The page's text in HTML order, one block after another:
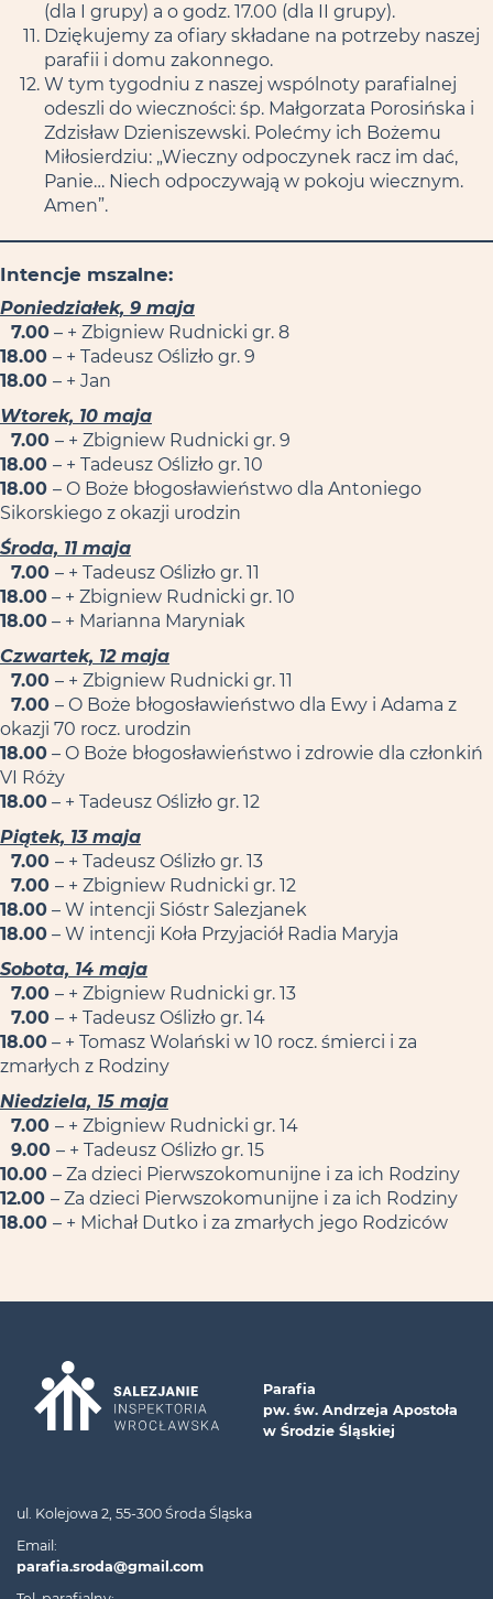
(dla I grupy) a o godz. 17.00 (dla II grupy).
Dziękujemy za ofiary składane na potrzeby naszej
parafii i domu zakonnego.
W tym tygodniu z naszej wspólnoty parafialnej
odeszli do wieczności: śp. Małgorzata Porosińska i
Zdzisław Dzieniszewski. Polećmy ich Bożemu
Miłosierdziu: „Wieczny odpoczynek racz im dać,
Panie… Niech odpoczywają w pokoju wiecznym.
Amen”.
Intencje mszalne:
Poniedziałek, 9 maja
7.00 – + Zbigniew Rudnicki gr. 8
18.00 – + Tadeusz Oślizło gr. 9
18.00 – + Jan
Wtorek, 10 maja
7.00 – + Zbigniew Rudnicki gr. 9
18.00 – + Tadeusz Oślizło gr. 10
18.00 – O Boże błogosławieństwo dla Antoniego
Sikorskiego z okazji urodzin
Środa, 11 maja
7.00 – + Tadeusz Oślizło gr. 11
18.00 – + Zbigniew Rudnicki gr. 10
18.00 – + Marianna Maryniak
Czwartek, 12 maja
7.00 – + Zbigniew Rudnicki gr. 11
7.00 – O Boże błogosławieństwo dla Ewy i Adama z
okazji 70 rocz. urodzin
18.00 – O Boże błogosławieństwo i zdrowie dla członkiń
VI Róży
18.00 – + Tadeusz Oślizło gr. 12
Piątek, 13 maja
7.00 – + Tadeusz Oślizło gr. 13
7.00 – + Zbigniew Rudnicki gr. 12
18.00 – W intencji Sióstr Salezjanek
18.00 – W intencji Koła Przyjaciół Radia Maryja
Sobota, 14 maja
7.00 – + Zbigniew Rudnicki gr. 13
7.00 – + Tadeusz Oślizło gr. 14
18.00 – + Tomasz Wolański w 10 rocz. śmierci i za
zmarłych z Rodziny
Niedziela, 15 maja
7.00 – + Zbigniew Rudnicki gr. 14
9.00 – + Tadeusz Oślizło gr. 15
10.00 – Za dzieci Pierwszokomunijne i za ich Rodziny
12.00 – Za dzieci Pierwszokomunijne i za ich Rodziny
18.00 – + Michał Dutko i za zmarłych jego Rodziców
Parafia
pw. św. Andrzeja Apostoła
w Środzie Śląskiej
ul. Kolejowa 2, 55-300 Środa Śląska
Email:
parafia.sroda@gmail.com